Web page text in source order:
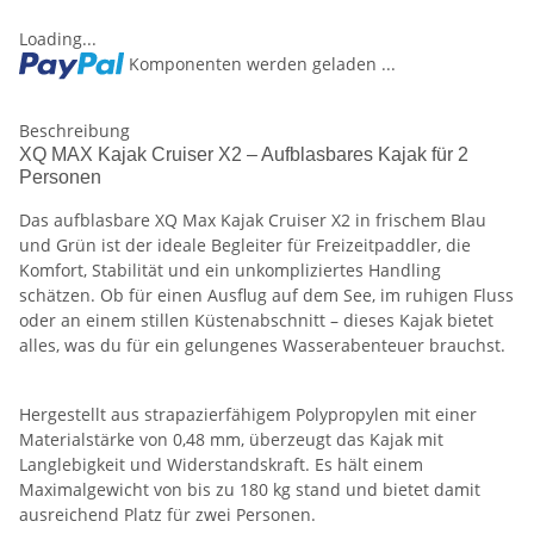
Loading...
Komponenten werden geladen ...
Beschreibung
XQ MAX Kajak Cruiser X2 – Aufblasbares Kajak für 2
Personen
Das aufblasbare XQ Max Kajak Cruiser X2 in frischem Blau
und Grün ist der ideale Begleiter für Freizeitpaddler, die
Komfort, Stabilität und ein unkompliziertes Handling
schätzen. Ob für einen Ausflug auf dem See, im ruhigen Fluss
oder an einem stillen Küstenabschnitt – dieses Kajak bietet
alles, was du für ein gelungenes Wasserabenteuer brauchst.
Hergestellt aus strapazierfähigem Polypropylen mit einer
Materialstärke von 0,48 mm, überzeugt das Kajak mit
Langlebigkeit und Widerstandskraft. Es hält einem
Maximalgewicht von bis zu 180 kg stand und bietet damit
ausreichend Platz für zwei Personen.